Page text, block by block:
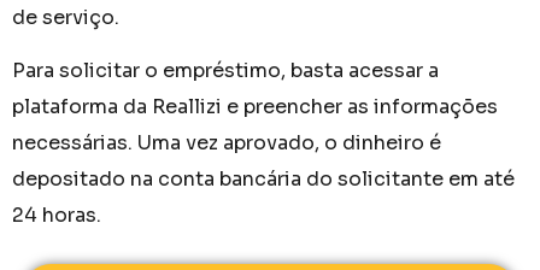
de serviço.
Para solicitar o empréstimo, basta acessar a
plataforma da Reallizi e preencher as informações
necessárias. Uma vez aprovado, o dinheiro é
depositado na conta bancária do solicitante em até
24 horas.